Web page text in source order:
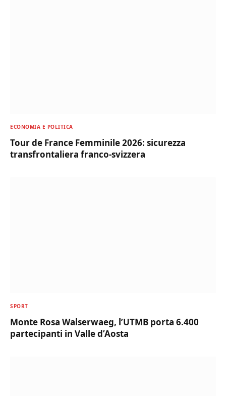
ECONOMIA E POLITICA
Tour de France Femminile 2026: sicurezza
transfrontaliera franco-svizzera
SPORT
Monte Rosa Walserwaeg, l’UTMB porta 6.400
partecipanti in Valle d’Aosta